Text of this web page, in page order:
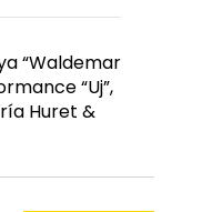
“Waldemar
“Uj”,
Huret &